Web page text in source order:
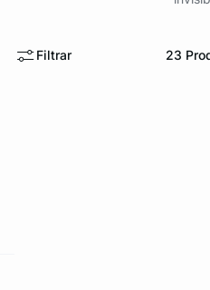
Filtrar 23